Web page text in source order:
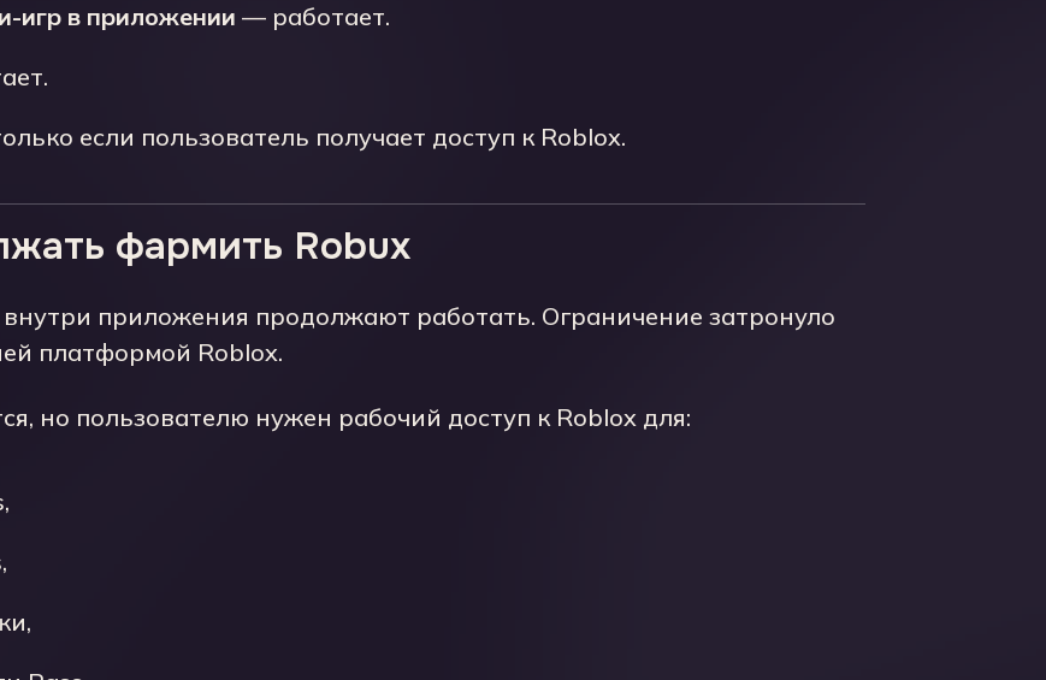
игр в приложении — работает.
если пользователь получает доступ к Roblox.
фармить Robux
приложения продолжают работать. Ограничение затронуло
платформой Roblox.
но пользователю нужен рабочий доступ к Roblox для: